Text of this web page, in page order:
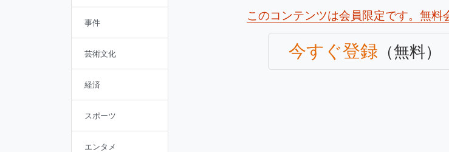
事件
芸術文化
経済
スポーツ
エンタメ
このコンテンツは会員限定です。無料
今すぐ登録 （無料）